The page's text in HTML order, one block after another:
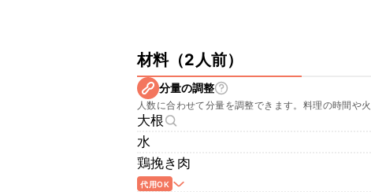
材料（2人前）
分量の調整
人数に合わせて分量を調整できます。料理の時間や
大根
水
鶏挽き肉
代用OK